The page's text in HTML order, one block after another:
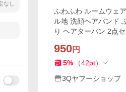
ふわふわ ルームウェ
ル地 洗顔ヘアバンド
り ヘアターバン 2点セ
こもこ 柔らかい 無地
ーシャ
950円
5% （42pt）
3Qヤフーショップ